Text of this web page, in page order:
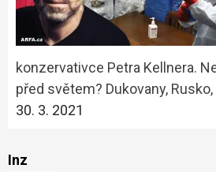
konzervativce Petra Kellnera.
před světem? Dukovany,
30. 3. 2021
Inz